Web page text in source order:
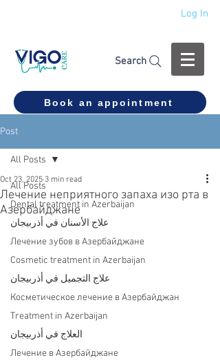
Log In
Search
Book an appointment
Post
All Posts
Dental treatment in Azerbaijan
علاج الأسنان في أذربيجان
Лечение зубов в Азербайджане
Cosmetic treatment in Azerbaijan
علاج التجميل في أذربيجان
Косметическое лечение в Азербайджан
Treatment in Azerbaijan
العلاج في أذربيجان
Лечение в Азербайджане
All Posts
Лечение неприятного запаха изо рта в
Азербайджане
Oct 23, 2025 3 min read